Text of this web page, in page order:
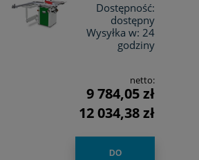
Dostępność:
dostępny
Wysyłka w: 24
godziny
netto:
9 784,05 zł
12 034,38 zł
DO